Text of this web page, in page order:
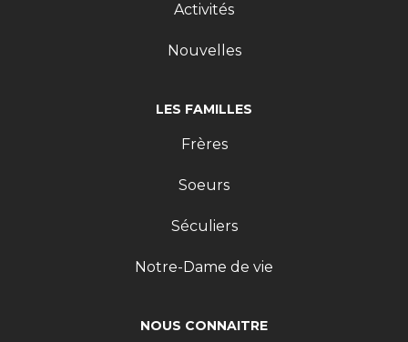
NOUS CONNAITRE
LES FAMILLES
Frères
Soeurs
Séculiers
Notre-Dame de vie
Activités
Nouvelles